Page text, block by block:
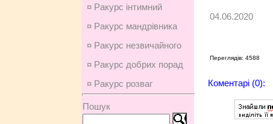
¤ Ракурс інтимний
¤ Ракурс мандрівника
¤ Ракурс незвичайного
¤ Ракурс добрих порад
¤ Ракурс розваг
Пошук
04.06.2020
Переглядів: 4588
Коментарі (0):